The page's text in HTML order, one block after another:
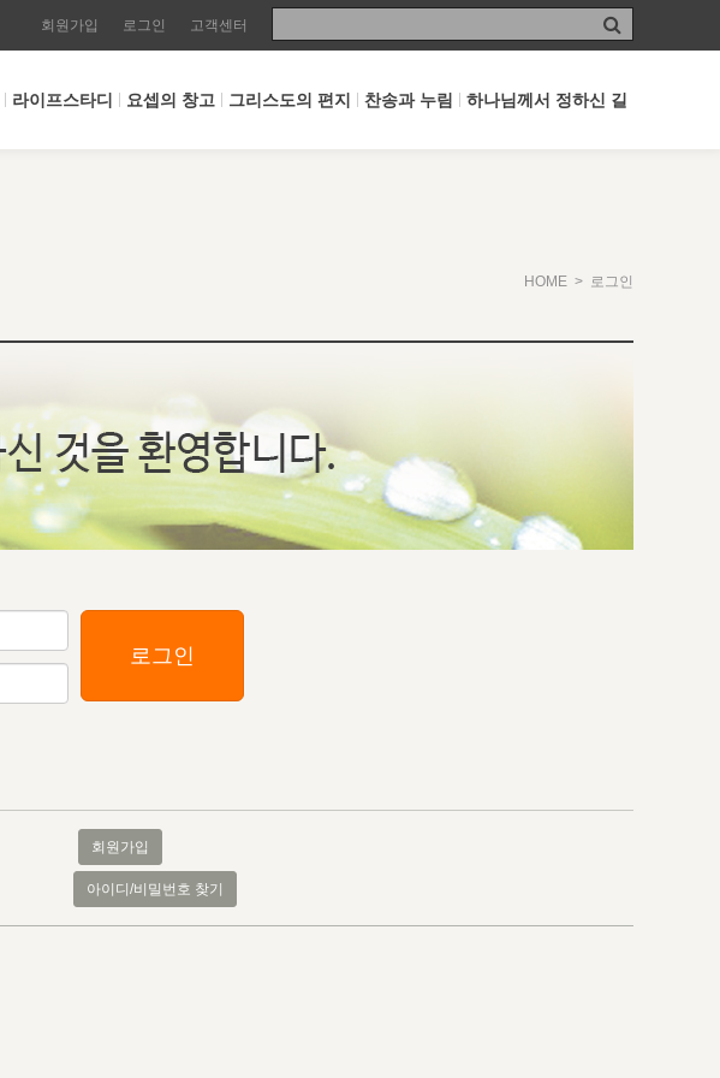
회원가입 로그인 고객센터
라이프스타디 요셉의 창고 그리스도의 편지 찬송과 누림 하나님께서 정하신 길
HOME > 로그인
로그인
회원가입
아이디/비밀번호 찾기